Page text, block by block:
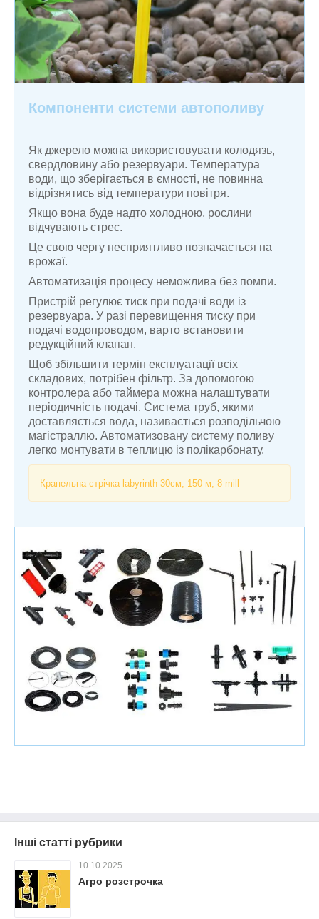
Компоненти системи автополиву
Як джерело можна використовувати колодязь,
свердловину або резервуари. Температура
води, що зберігається в ємності, не повинна
відрізнятись від температури повітря.
Якщо вона буде надто холодною, рослини
відчувають стрес.
Це свою чергу несприятливо позначається на
врожаї.
Автоматизація процесу неможлива без помпи.
Пристрій регулює тиск при подачі води із
резервуара. У разі перевищення тиску при
подачі водопроводом, варто встановити
редукційний клапан.
Щоб збільшити термін експлуатації всіх
складових, потрібен фільтр. За допомогою
контролера або таймера можна налаштувати
періодичність подачі. Система труб, якими
доставляється вода, називається розподільчою
магістраллю. Автоматизовану систему поливу
легко монтувати в теплицю із полікарбонату.
Крапельна стрічка labyrinth 30см, 150 м, 8 mill
Інші статті рубрики
10.10.2025
Агро розстрочка